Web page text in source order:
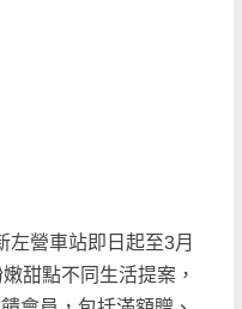
營車站即日起至3月
甜點不同生活提案，